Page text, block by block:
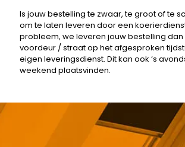
Is jouw bestelling te zwaar, te groot of te
om te laten leveren door een
probleem, we leveren jouw bestelling
voordeur / straat op het afgesproken
eigen leveringsdienst. Dit kan ook ‘s
weekend plaatsvinden.